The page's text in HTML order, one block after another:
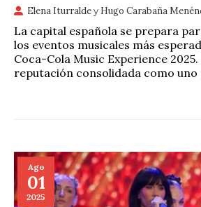
Elena Iturraldey Hugo Carabaña
La capital española se prepara
los eventos musicales más
Coca-Cola Music Experience 2025.
reputación consolidada como uno
Ago
01
2025